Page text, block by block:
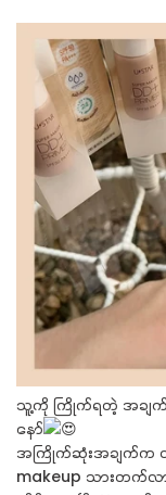
သူ့ကို ကြိုက်ရတဲ့ အချက်လ
နော်
အကြိုက်ဆုံးအချက်က လိ
makeup သားတက်လာ